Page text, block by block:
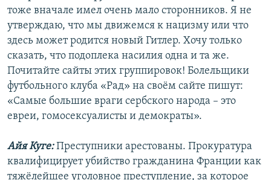
тоже вначале имел очень мало сторонников. Я не
утверждаю, что мы движемся к нацизму или что
здесь может родится новый Гитлер. Хочу только
сказать, что подоплека насилия одна и та же.
Почитайте сайты этих группировок! Болельщики
футбольного клуба «Рад» на своём сайте пишут:
«Самые большие враги сербского народа – это
евреи, гомосексуалисты и демократы».
Айя Куге:Преступники арестованы. Прокуратура
квалифицирует убийство гражданина Франции как
тяжёлейшее уголовное преступление, за которое